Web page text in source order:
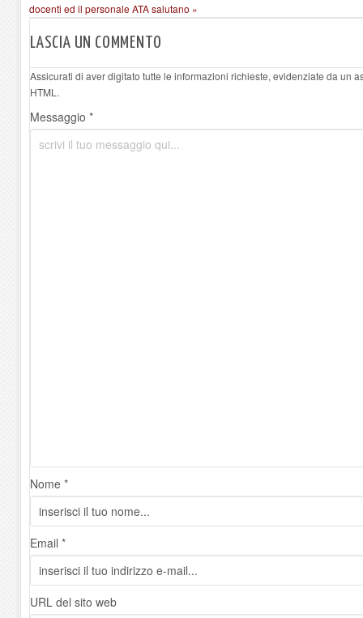
docenti ed il personale ATA salutano »
LASCIA UN COMMENTO
Assicurati di aver digitato tutte le informazioni richieste, evidenziate da un
HTML.
Messaggio *
Nome *
Email *
URL del sito web